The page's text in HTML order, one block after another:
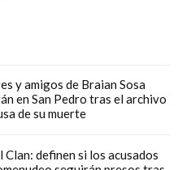
y amigos de Braian Sosa
en San Pedro tras el archivo
de su muerte
Clan: definen si los acusados